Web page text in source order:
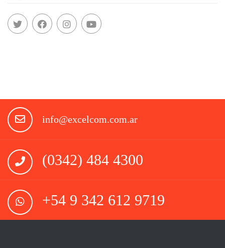
info@excelcom.com.ar
(0342) 484 4300
+54 9 342 612 9719